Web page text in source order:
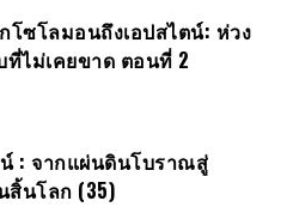
โซโลมอนถึงเอปสไตน์: ห่วง
ไม่เคยขาด ตอนที่ 2
น์​ : จากแผ่นดินโบราณสู่
นโลก​ (35)